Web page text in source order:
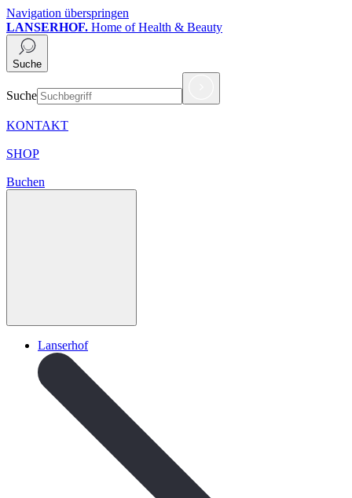
Navigation überspringen
LANSERHOF. Home of Health & Beauty
Suche
Suche
KONTAKT
SHOP
Buchen
Lanserhof